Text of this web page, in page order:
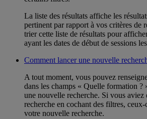
La liste des résultats affiche les
pertinent par rapport à vos critères de
trier cette liste de résultats pour
ayant les dates de début de sessions
Comment lancer une nouvelle
A tout moment, vous pouvez
dans les champs « Quelle formation ?
une nouvelle recherche. Si vous
recherche en cochant des filtres,
votre nouvelle recherche.